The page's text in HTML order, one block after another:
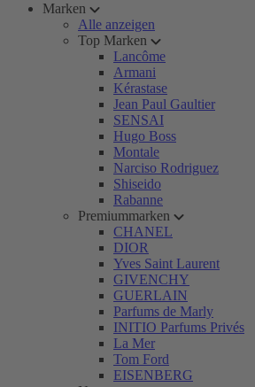
Marken
Alle anzeigen
Top Marken
Lancôme
Armani
Kérastase
Jean Paul Gaultier
SENSAI
Hugo Boss
Montale
Narciso Rodriguez
Shiseido
Rabanne
Premiummarken
CHANEL
DIOR
Yves Saint Laurent
GIVENCHY
GUERLAIN
Parfums de Marly
INITIO Parfums Privés
La Mer
Tom Ford
EISENBERG